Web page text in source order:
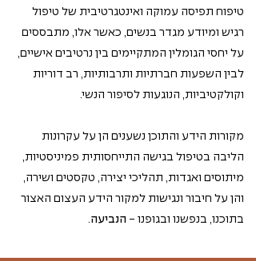
טיפוח תפיסה עמוקה ואינטגרטיבית של טיפול
רגיש ומיודע מגדר בנשים, כאשר אלו, מתבססים
על יחסי הגומלין המתקיימים בין נרטיבים אישיים,
לבין השפעות חברתיות ותרבותיות, רב דוריות
וקולקטיביות, הנוגעות לסיפור הנשי.
מקורות הידע והתוכן נשענים הן על עקרונות
הליבה בטיפול בגישה התייחסותית פמיניסטיות,
מיתוסים ואגדות, תהליכי יצירה, טקסטים ושירה,
והן על חיבור ונגישות למקור הידע העצום האצור
בתוכנו, בנפשנו ובגופנו - הנביעה.